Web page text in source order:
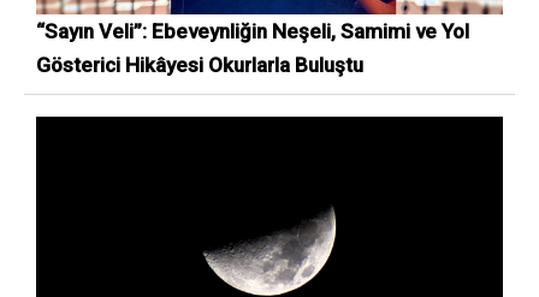
“Sayın Veli”: Ebeveynliğin Neşeli, Samimi ve Yol
Gösterici Hikâyesi Okurlarla Buluştu